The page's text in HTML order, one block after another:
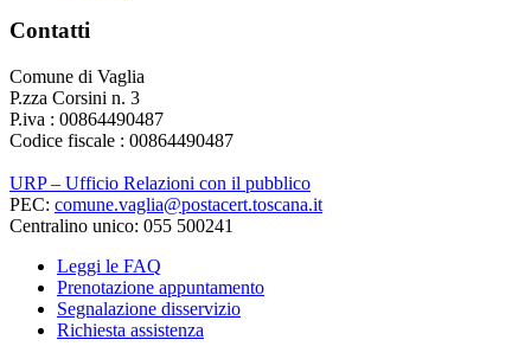
Contatti
Comune di Vaglia
P.zza Corsini n. 3
P.iva : 00864490487
Codice fiscale : 00864490487
URP – Ufficio Relazioni con il pubblico
PEC: comune.vaglia@postacert.toscana.it
Centralino unico: 055 500241
Leggi le FAQ
Prenotazione appuntamento
Segnalazione disservizio
Richiesta assistenza